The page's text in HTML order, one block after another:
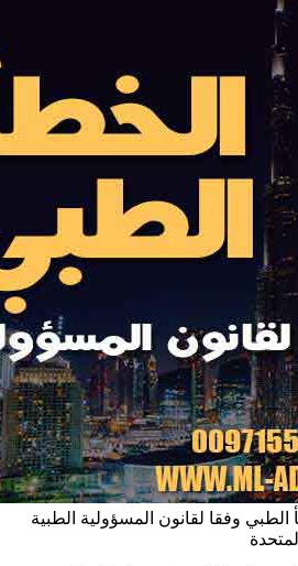
الطبي وفقا لقانون المسؤولية الطبية